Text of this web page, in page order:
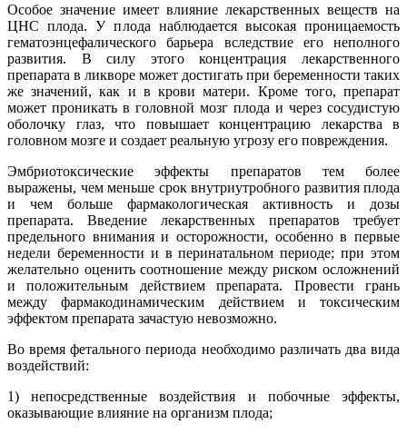
Особое значение имеет влияние лекарственных веществ на
ЦНС плода. У плода наблюдается высокая проницаемость
гематоэнцефалического барьера вследствие его неполного
развития. В силу этого концентрация лекарственного
препарата в ликворе может достигать при беременности таких
же значений, как и в крови матери. Кроме того, препарат
может проникать в головной мозг плода и через сосудистую
оболочку глаз, что повышает концентрацию лекарства в
головном мозге и создает реальную угрозу его повреждения.
Эмбриотоксические эффекты препаратов тем более
выражены, чем меньше срок внутриутробного развития плода
и чем больше фармакологическая активность и дозы
препарата. Введение лекарственных препаратов требует
предельного внимания и осторожности, особенно в первые
недели беременности и в перинатальном периоде; при этом
желательно оценить соотношение между риском осложнений
и положительным действием препарата. Провести грань
между фармакодинамическим действием и токсическим
эффектом препарата зачастую невозможно.
Во время фетального периода необходимо различать два вида
воздействий:
1) непосредственные воздействия и побочные эффекты,
оказывающие влияние на организм плода;